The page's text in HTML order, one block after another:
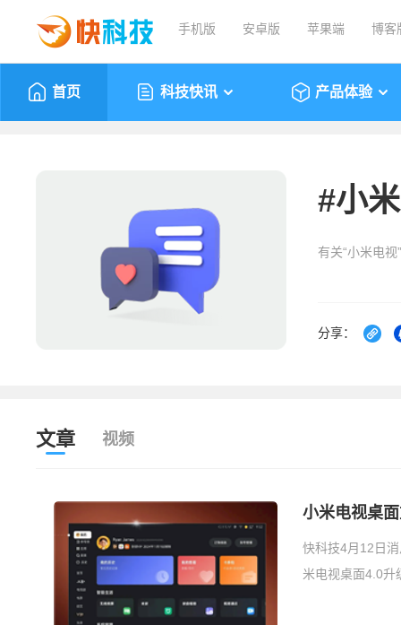
手机版 安卓版 苹果端 博客
首页 科技快讯 产品体验
#小
有关“小米电
分享：
文章 视频
小米电视桌
快科技4月12日
米电视桌面4.0升